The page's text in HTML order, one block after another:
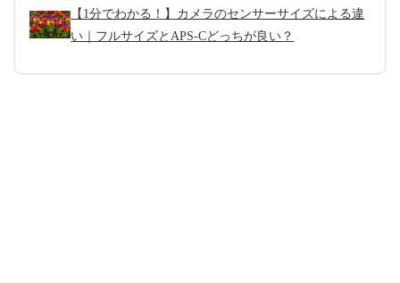
【1分でわかる！】カメラのセンサーサイズによる違
い｜フルサイズとAPS-Cどっちが良い？